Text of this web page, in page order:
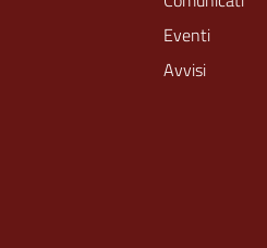
Eventi
Avvisi